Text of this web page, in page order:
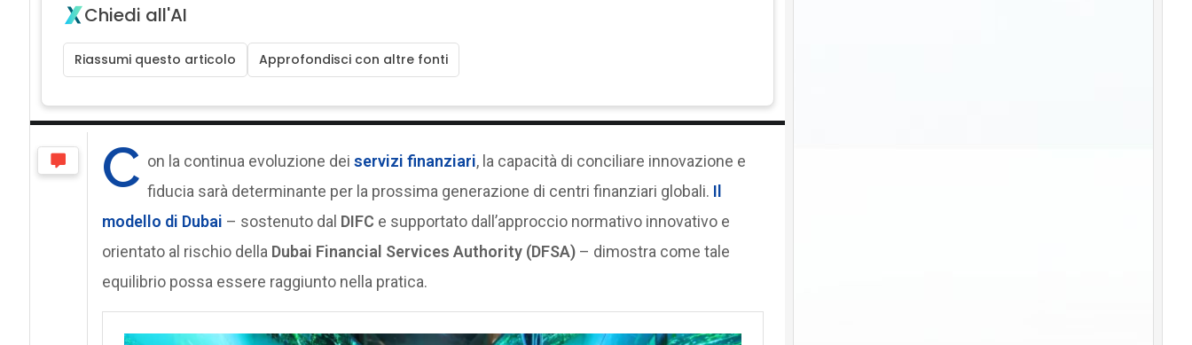
Chiedi all'AI
Riassumi questo articolo Approfondisci con altre fonti
C on la continua evoluzione dei servizi finanziari, la capacità di conciliare innovazione e
fiducia sarà determinante per la prossima generazione di centri finanziari globali. Il
modello di Dubai – sostenuto dal DIFC e supportato dall’approccio normativo innovativo e
orientato al rischio della Dubai Financial Services Authority (DFSA)– dimostra come tale
equilibrio possa essere raggiunto nella pratica.